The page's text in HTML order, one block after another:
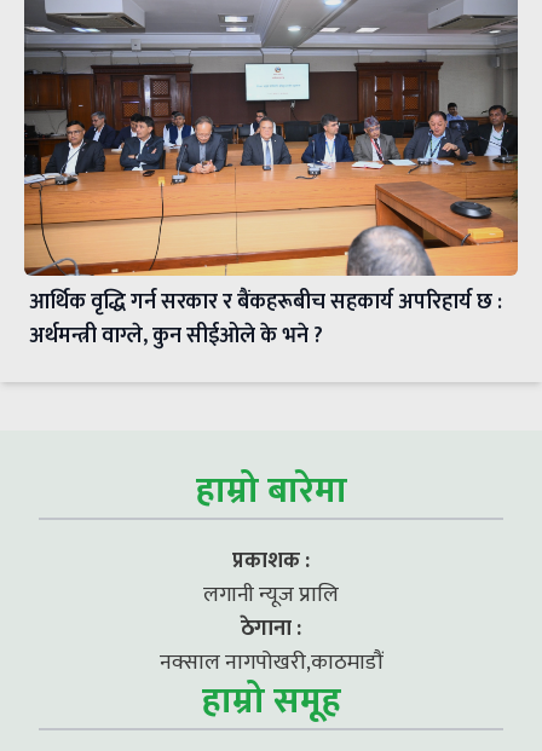
आर्थिक वृद्धि गर्न सरकार र बैंकहरूबीच सहकार्य अपरिहार्य छ :
अर्थमन्त्री वाग्ले, कुन सीईओले के भने ?
हाम्रो बारेमा
प्रकाशक :
लगानी न्यूज प्रालि
ठेगाना :
नक्साल नागपोखरी,काठमाडौं
हाम्रो समूह